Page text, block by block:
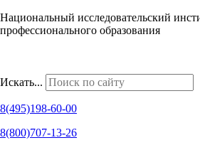
Национальный исследовательский
профессионального образования
Искать...
8(495)198-60-00
8(800)707-13-26